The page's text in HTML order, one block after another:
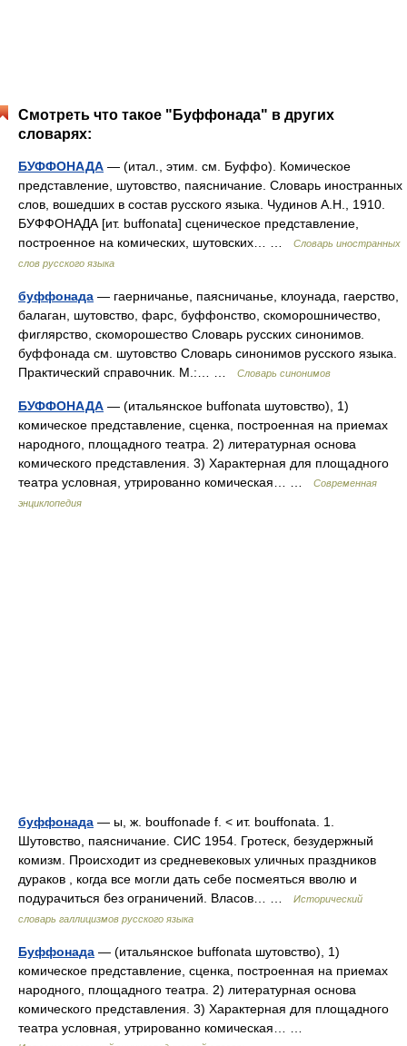
Смотреть что такое "Буффонада" в других
словарях:
БУФФОНАДА — (итал., этим. см. Буффо). Комическое
представление, шутовство, паясничание. Словарь иностранных
слов, вошедших в состав русского языка. Чудинов А.Н., 1910.
БУФФОНАДА [ит. buffonata] сценическое представление,
построенное на комических, шутовских… …
Словарь иностранных
слов русского языка
буффонада — гаерничанье, паясничанье, клоунада, гаерство,
балаган, шутовство, фарс, буффонство, скоморошничество,
фиглярство, скоморошество Словарь русских синонимов.
буффонада см. шутовство Словарь синонимов русского языка.
Практический справочник. М.:… …
Словарь синонимов
БУФФОНАДА — (итальянское buffonata шутовство), 1)
комическое представление, сценка, построенная на приемах
народного, площадного театра. 2) литературная основа
комического представления. 3) Характерная для площадного
театра условная, утрированно комическая… …
Современная
энциклопедия
буффонада — ы, ж. bouffonade f. < ит. bouffonata. 1.
Шутовство, паясничание. СИС 1954. Гротеск, безудержный
комизм. Происходит из средневековых уличных праздников
дураков , когда все могли дать себе посмеяться вволю и
подурачиться без ограничений. Власов… …
Исторический
словарь галлицизмов русского языка
Буффонада — (итальянское buffonata шутовство), 1)
комическое представление, сценка, построенная на приемах
народного, площадного театра. 2) литературная основа
комического представления. 3) Характерная для площадного
театра условная, утрированно комическая… …